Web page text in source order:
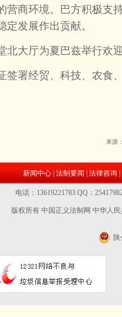
营商环境。巴方积极支
发展作出贡献。
大厅为夏巴兹举行欢
署经贸、科技、农食
来源
新闻中心 法制要闻 法律咨询
电话：13619221783 QQ：
版权所有 中国正义法制网中华人